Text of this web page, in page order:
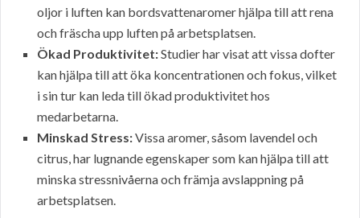
oljor i luften kan bordsvattenaromer hjälpa till att rena
och fräscha upp luften på arbetsplatsen.
Ökad Produktivitet:Studier har visat att vissa dofter
kan hjälpa till att öka koncentrationen och fokus, vilket
i sin tur kan leda till ökad produktivitet hos
medarbetarna.
Minskad Stress:Vissa aromer, såsom lavendel och
citrus, har lugnande egenskaper som kan hjälpa till att
minska stressnivåerna och främja avslappning på
arbetsplatsen.